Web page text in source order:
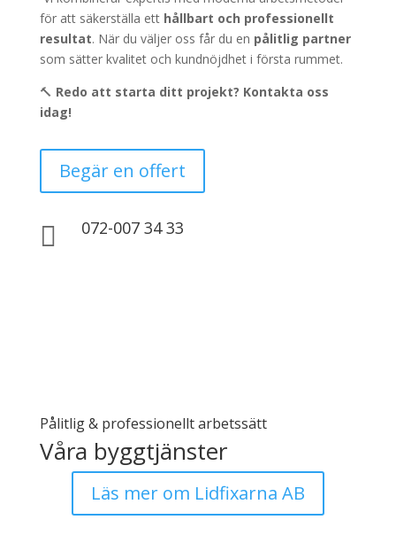
för att säkerställa ett hållbart och professionellt
resultat. När du väljer oss får du en pålitlig partner
som sätter kvalitet och kundnöjdhet i första rummet.
🔨 Redo att starta ditt projekt? Kontakta oss
idag!
Begär en offert
 072-007 34 33
Pålitlig & professionellt arbetssätt
Våra byggtjänster
Läs mer om Lidfixarna AB